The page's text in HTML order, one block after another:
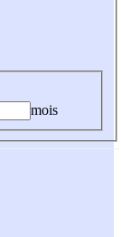
mois